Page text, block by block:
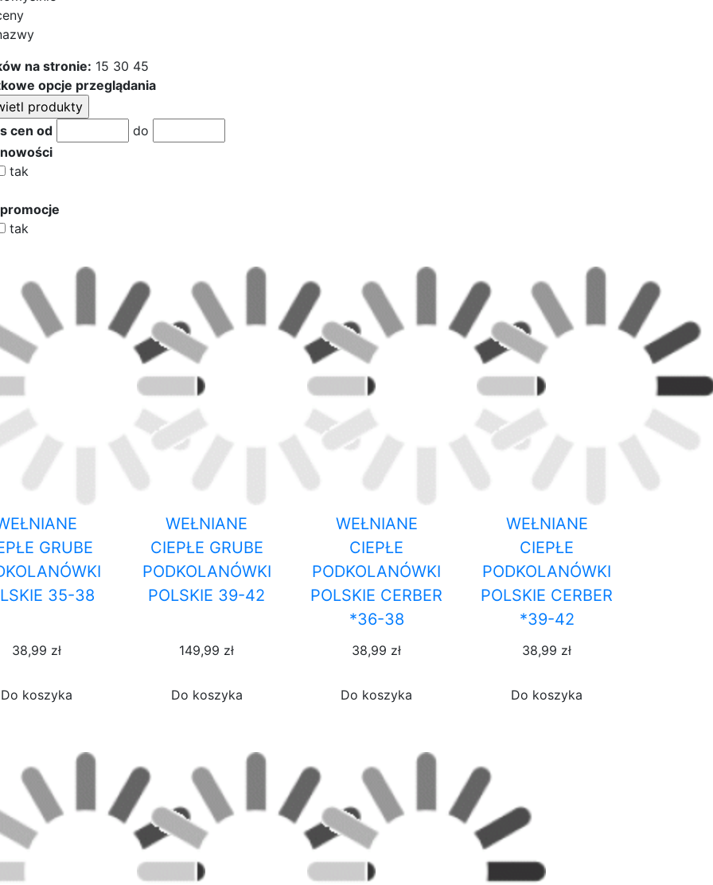
na stronie: 15 30 45
opcje przeglądania
cen od
do
tak
tak
GRUBE
35-38
38,99 zł
Do koszyka
WEŁNIANE
CIEPŁE GRUBE
PODKOLANÓWKI
POLSKIE 39-42
149,99 zł
Do koszyka
WEŁNIANE
CIEPŁE
PODKOLANÓWKI
POLSKIE CERBER
*36-38
38,99 zł
Do koszyka
WEŁNIANE
CIEPŁE
PODKOLANÓWKI
POLSKIE CERBER
*39-42
38,99 zł
Do koszyka